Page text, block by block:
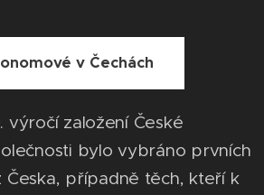
v Čechách
výročí založení České
bylo vybráno prvních
Česka, případně těch, kteří k